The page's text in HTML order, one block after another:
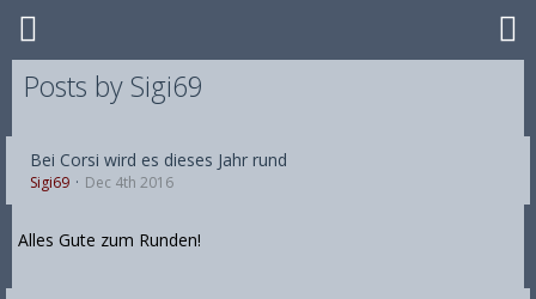
Posts by Sigi69
Bei Corsi wird es dieses Jahr rund
Sigi69 Dec 4th 2016
Alles Gute zum Runden!